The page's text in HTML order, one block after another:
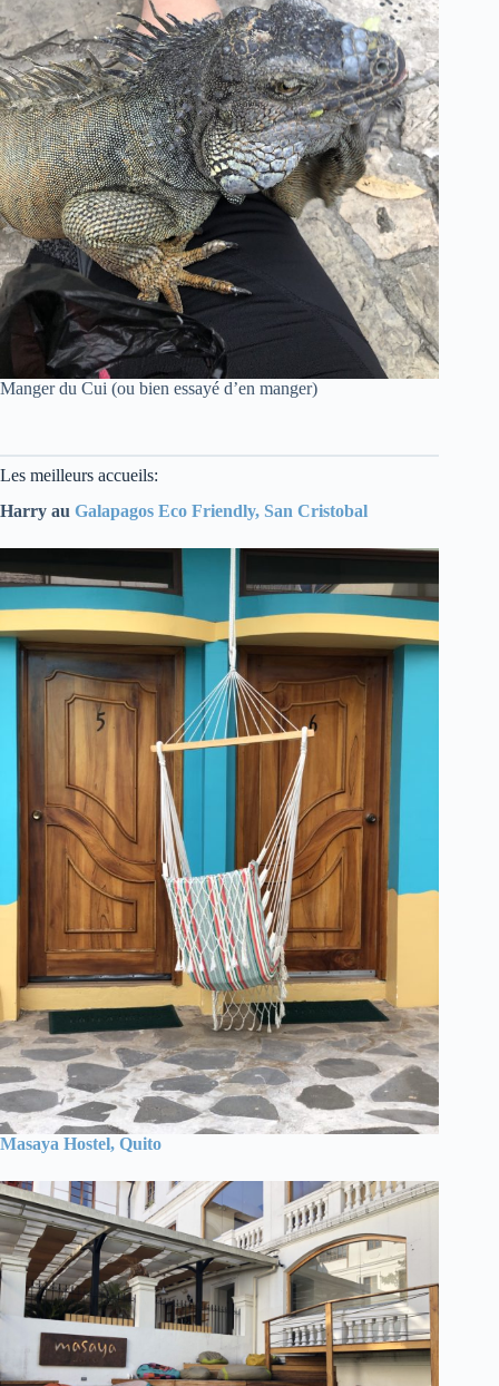
Manger du Cui (ou bien essayé d’en manger)
Les meilleurs accueils:
Harry au Galapagos Eco Friendly, San Cristobal
Masaya Hostel, Quito